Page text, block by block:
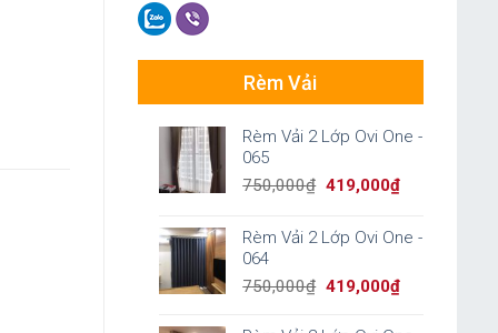
Rèm Vải
Rèm Vải 2 Lớp Ovi One -
065
750,000₫ Original
was:
750,000₫.
419,000₫Current
Rèm Vải 2 Lớp Ovi One -
064
750,000₫ Original
419,000₫Current